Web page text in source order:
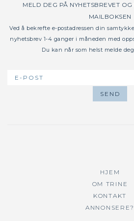
MELD DEG PÅ NYHETSBREVET
MAILBOKSEN
Ved å bekrefte e-postadressen din
nyhetsbrev 1-4 ganger i måneden med
Du kan når som helst melde
HJEM
OM TRINE
KONTAKT
ANNONSERE?